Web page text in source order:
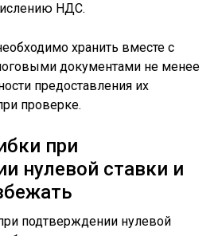
НДС.
хранить вместе с
документами не менее
предоставления их
проверке.
при
нулевой ставки и